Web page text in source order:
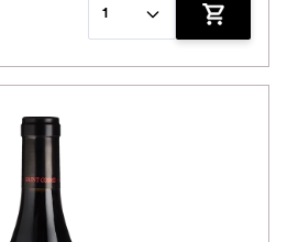
1
Zum